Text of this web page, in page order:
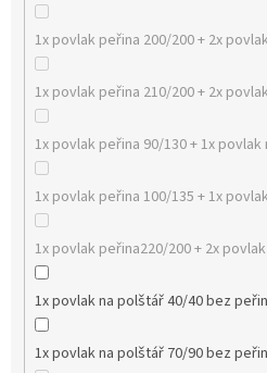
1x povlak peřina 200/200 + 2x
1x povlak peřina 210/200 + 2x
1x povlak peřina 90/130 + 1x
1x povlak peřina 100/135 + 1x
1x povlak peřina220/200 + 2x
1x povlak na polštář 40/40 bez
1x povlak na polštář 70/90 bez